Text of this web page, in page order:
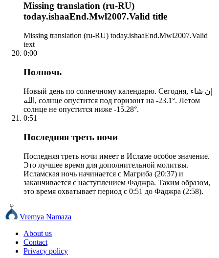
Missing translation (ru-RU)
today.ishaaEnd.Mwl2007.Valid title
Missing translation (ru-RU) today.ishaaEnd.Mwl2007.Valid
text
0:00
Полночь
Новый день по солнечному календарю. Сегодня, إن شاء
الله, солнце опустится под горизонт на -23.1°. Летом
солнце не опустится ниже -15.28°.
0:51
Последняя треть ночи
Последняя треть ночи имеет в Исламе особое значение.
Это лучшее время для дополнительной молитвы.
Исламская ночь начинается с Магриба (20:37) и
заканчивается с наступлением Фаджра. Таким образом,
это время охватывает период с 0:51 до Фаджра (2:58).
Vremya Namaza
About us
Contact
Privacy policy